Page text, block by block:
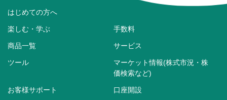
はじめての方へ
楽しむ・学ぶ 手数料
商品一覧 サービス
ツール
マーケット情報(株式市況・株
価検索など)
お客様サポート 口座開設